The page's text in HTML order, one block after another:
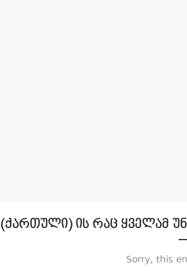
(ქართული) ის რაც ყველამ
Sorry, this